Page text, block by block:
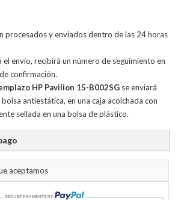
procesados y enviados dentro de las 24 horas
el envío, recibirá un número de seguimiento en
confirmación.
HP Pavilion 15-B002SG se enviará
antiestática, en una caja acolchada con
sellada en una bolsa de plástico.
aceptamos